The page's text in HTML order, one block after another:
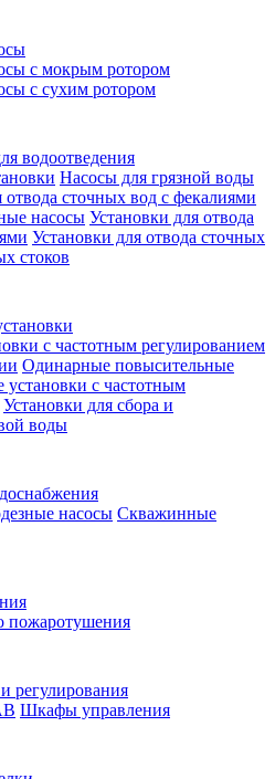
с мокрым ротором
с сухим ротором
водоотведения
Насосы для грязной воды
сточных вод c фекалиями
насосы Установки для отвода
Установки для отвода сточных
стоков
с частотным регулированием
Одинарные повысительные
с частотным
Установки для сбора и
воды
насосы Скважинные
пожаротушения
регулирования
Шкафы управления